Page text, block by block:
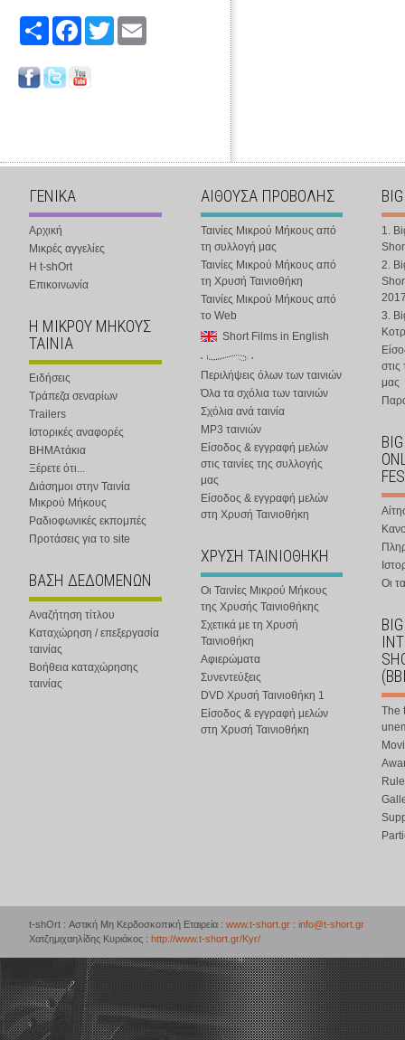
Share FacebookTwitter
ΓΕΝΙΚΑ
Αρχική
Μικρές αγγελίες
Η t-shOrt
Επικοινωνία
Η ΜΙΚΡΟΥ ΜΗΚΟΥΣ
ΤΑΙΝΙΑ
Ειδήσεις
Τράπεζα σεναρίων
Trailers
Ιστορικές αναφορές
ΒΗΜΑτάκια
Ξέρετε ότι...
Διάσημοι στην Ταινία
Μικρού Μήκους
Ραδιοφωνικές εκπομπές
Προτάσεις για το site
ΒΑΣΗ ΔΕΔΟΜΕΝΩΝ
Αναζήτηση τίτλου
Καταχώρηση / επεξεργασία
ταινίας
Βοήθεια καταχώρησης
ταινίας
ΑΙΘΟΥΣΑ ΠΡΟΒΟΛΗΣ
Ταινίες Μικρού Μήκους από
τη συλλογή μας
Ταινίες Μικρού Μήκους από
τη Χρυσή Ταινιοθήκη
Ταινίες Μικρού Μήκους από
το Web
Short Films in English
Περιλήψεις όλων των ταινιών
Όλα τα σχόλια των ταινιών
Σχόλια ανά ταινία
MP3 ταινιών
Είσοδος & εγγραφή μελών
στις ταινίες της συλλογής
μας
Είσοδος & εγγραφή μελών
στη Χρυσή Ταινιοθήκη
ΧΡΥΣΗ ΤΑΙΝΙΟΘΗΚΗ
Οι Ταινίες Μικρού Μήκους
της Χρυσής Ταινιοθήκης
Σχετικά με τη Χρυσή
Ταινιοθήκη
Αφιερώματα
Συνεντεύξεις
DVD Χρυσή Ταινιοθήκη 1
Είσοδος & εγγραφή μελών
στη Χρυσή Ταινιοθήκη
1.
2.
3.
στις
μας
Οι
The
t-shOrt : Αστική Μη Κερδοσκοπική Εταιρεία : www.t-short.gr : info@t-short.gr
Χατζημιχαηλίδης Κυριάκος : http://www.t-short.gr/Kyr/